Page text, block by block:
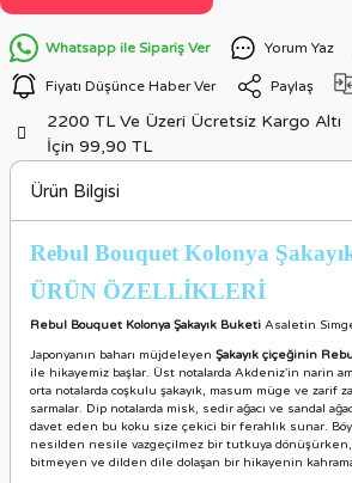
Whatsapp ile Sipariş Ver Yorum Yaz
Fiyatı Düşünce Haber Ver Paylaş
2200 TL Ve Üzeri Ücretsiz Kargo Altı
İçin 99,90 TL
Ürün Bilgisi
Rebul Bouquet Kolonya
ÜRÜN ÖZELLİKLERİ
Rebul Bouquet Kolonya Şakayık Buketi Asaletin
Japonyanın baharı müjdeleyen Şakayık çiçeğinin
ile hikayemiz başlar. Üst notalarda Akdeniz'in narin
orta notalarda coşkulu şakayık, masum müge ve zarif
sarmalar. Dip notalarda misk, sedir ağacı ve sandal
davet eden bu koku size çekici bir ferahlık sunar.
nesilden nesile vazgeçilmez bir tutkuya dönüşürken,
bitmeyen ve dilden dile dolaşan bir hikayenin